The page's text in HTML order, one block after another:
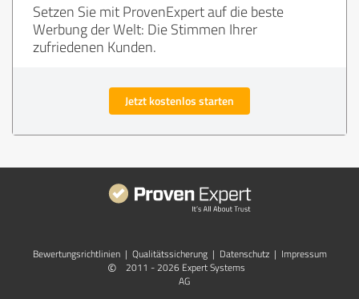
Setzen Sie mit ProvenExpert auf die beste
Werbung der Welt: Die Stimmen Ihrer
zufriedenen Kunden.
Jetzt kostenlos starten
Bewertungs­richtlinien | Qualitätssicherung | Datenschutz | Impressum
©
2011 - 2026 Expert Systems
AG